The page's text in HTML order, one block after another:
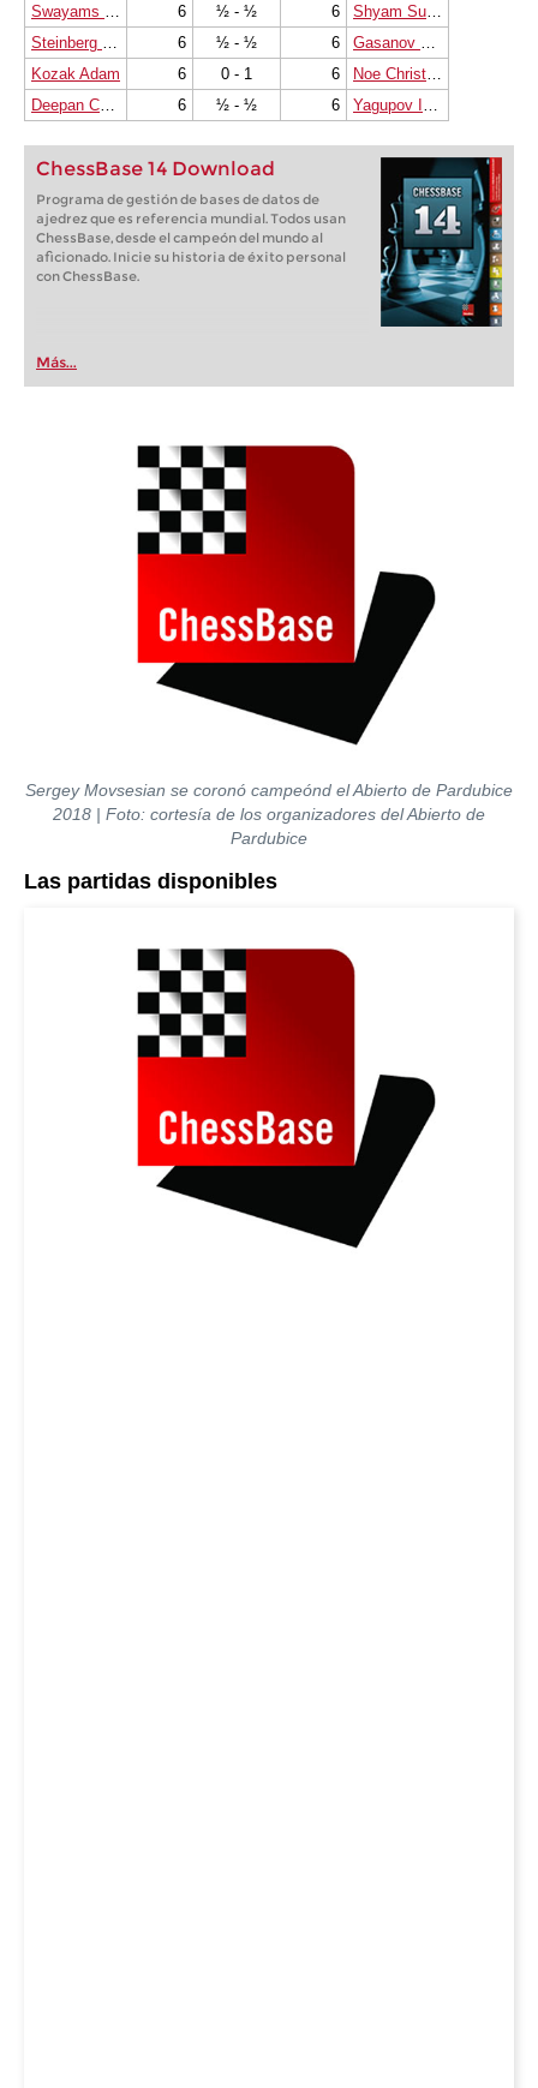
Swayams Mishra
6 ½ - ½ 6
Shyam Sundar M.
Steinberg Nitzan
6 ½ - ½ 6
Gasanov Eldar
Kozak Adam
6 0 - 1 6
Noe Christopher
Deepan Chakkravarthy J.
6 ½ - ½ 6 Yagupov Igor
ChessBase 14 Download
Programa de gestión de bases de datos de
ajedrez que es referencia mundial. Todos usan
ChessBase, desde el campeón del mundo al
aficionado. Inicie su historia de éxito personal
con ChessBase.
Más...
Sergey Movsesian se coronó campeónd el Abierto de Pardubice
2018 | Foto: cortesía de los organizadores del Abierto de
Pardubice
Las partidas disponibles